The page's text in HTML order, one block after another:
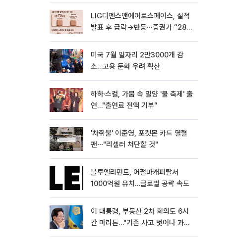
LIG디펜스앤에어로스페이스, 실적
발표 후 급락→반등⋯증권가 “28년
미국 7월 일자리 2만3000개 감
소…고용 둔화 우려 확산
하하·스컬, 가뭄 속 밀양 '물 축제' 출
연…"출연료 전액 기부"
'차쥐뿔' 이준영, 포켓몬 카드 열혈
팬⋯"리셀러 처단할 것"
블루엘리펀트, 어펄마캐피탈서
1000억원 유치…글로벌 공략 속도
이 대통령, 부동산 2차 회의도 6시
간 마라톤…"기존 사고 벗어나 과감